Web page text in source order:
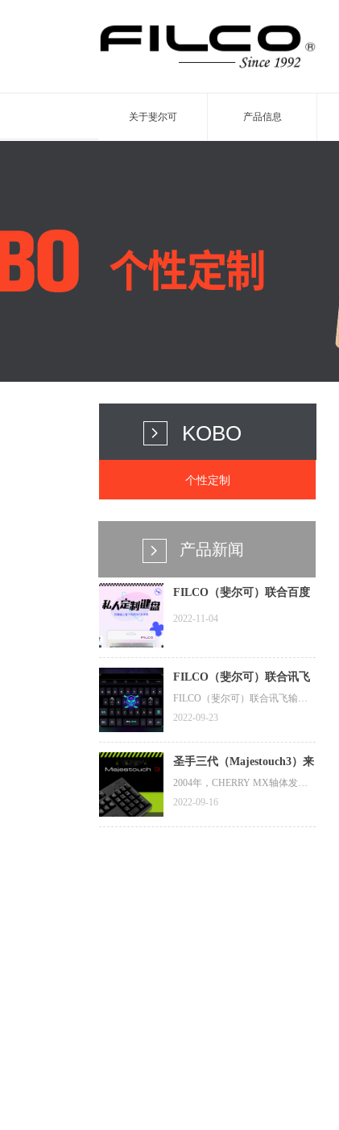
关于斐尔可 产品信息
KOBO
넲
个性定制
넲 产品新闻
FILCO（斐尔可）联合百度
输入法推出私人定制键盘皮
2022-11-04
FILCO（斐尔可）联合讯飞
输入法推出夜光骷髅特效皮
肤
FILCO（斐尔可）联合讯飞输入
法上线了一款超炫夜光骷髅皮
换活动正在进行中（此款皮肤原
价12元），您可扫描图片中二维
码下载安装讯飞输入法后，按照
图片所示方法进行兑换。（兑换
码链接在图片下方，目前1分钱兑
2022-09-23
圣手三代（Majestouch3）来
了
2004年，CHERRY MX轴体发布
已经整整20年了，可靠性得到证
范围内，采用CHERRY MX轴体
2022-09-16